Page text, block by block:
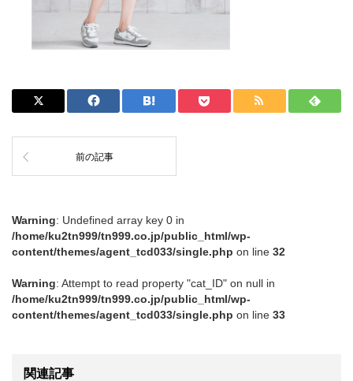
前の記事
Warning: Undefined array key 0 in
/home/ku2tn999/tn999.co.jp/public_html/wp-
content/themes/agent_tcd033/single.php on line 32
Warning: Attempt to read property "cat_ID" on null in
/home/ku2tn999/tn999.co.jp/public_html/wp-
content/themes/agent_tcd033/single.php on line 33
関連記事